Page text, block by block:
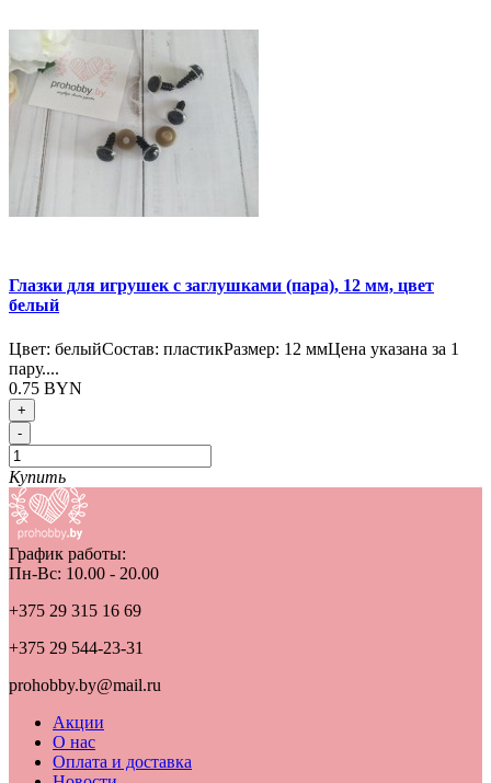
Глазки для игрушек с заглушками (пара), 12 мм, цвет
белый
Цвет: белыйСостав: пластикРазмер: 12 ммЦена указана за 1
пару....
0.75 BYN
+
-
Купить
График работы:
Пн-Вс: 10.00 - 20.00
+375 29 315 16 69
+375 29 544-23-31
prohobby.by@mail.ru
Акции
О нас
Оплата и доставка